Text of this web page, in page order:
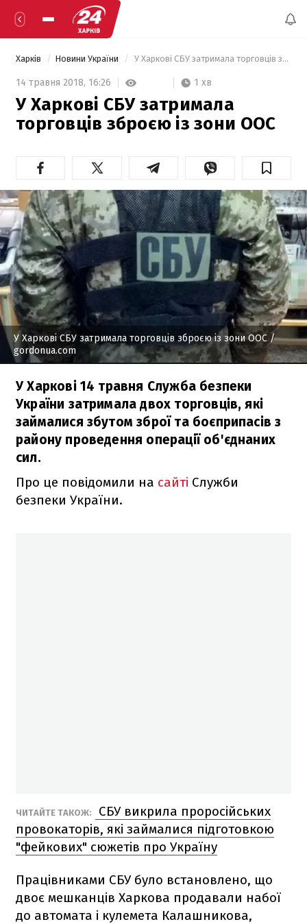
Харків Новини України У Харкові СБУ затримала торговців зброєю із зони ООС
14 травня 2018, 16:26 1 хв
У Харкові СБУ затримала
торговців зброєю із зони ООС
У Харкові СБУ затримала торговців зброєю із зони ООС /
gordonua.com
У Харкові 14 травня Служба безпеки
України затримала двох торговців, які
займалися збутом зброї та боєприпасів з
району проведення операції об'єднаних
сил.
Про це повідомили на сайті Служби
безпеки України.
ЧИТАЙТЕ ТАКОЖ:
СБУ викрила проросійських
провокаторів, які займалися підготовкою
"фейкових" сюжетів про Україну
Працівниками СБУ було встановлено, що
двоє мешканців Харкова продавали набої
до автомата і кулемета Калашникова,